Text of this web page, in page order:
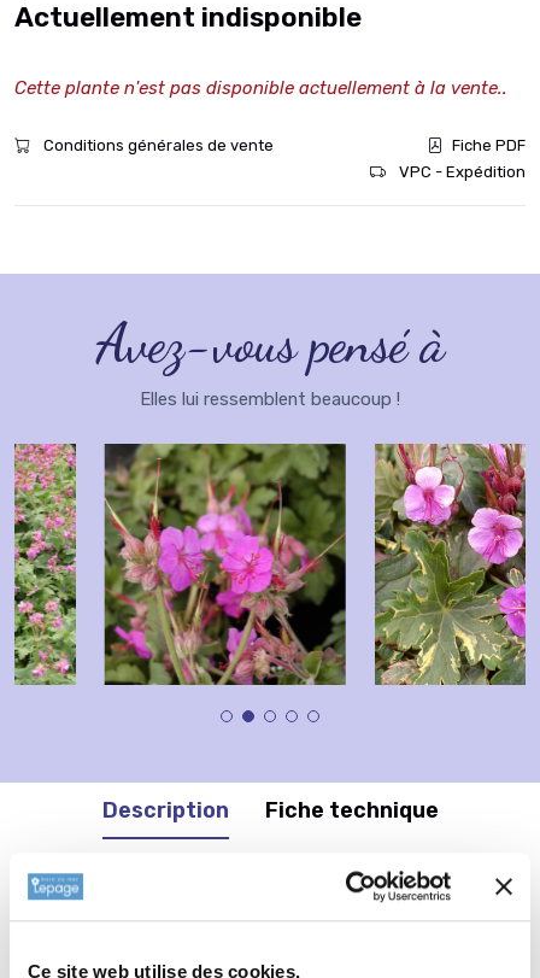
Ce site web utilise des cookies.
Actuellement indisponible
Cette plante n'est pas disponible actuellement à la vente..
Conditions générales de vente
Fiche PDF
VPC - Expédition
Avez-vous pensé à
Elles lui ressemblent beaucoup !
Description Fiche technique
Informations complémentaires
Informations botaniques